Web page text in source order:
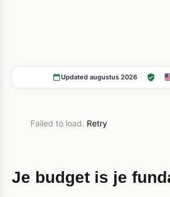
Updated augustus 2026
Failed to load. Retry
Je budget is je